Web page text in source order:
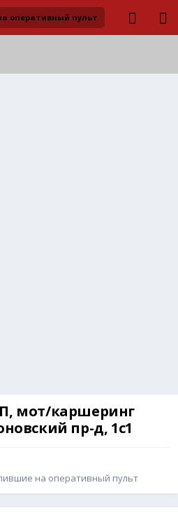
оперативный пульт
мот/каршеринг
пр-д, 1с1
на оперативный пульт